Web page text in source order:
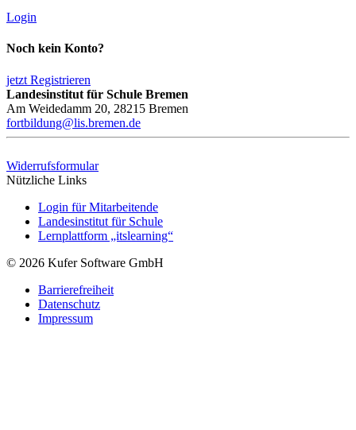
Login
Noch kein Konto?
jetzt Registrieren
Landesinstitut für Schule Bremen
Am Weidedamm 20, 28215 Bremen
fortbildung@lis.bremen.de
Widerrufsformular
Nützliche Links
Login für Mitarbeitende
Landesinstitut für Schule
Lernplattform „itslearning“
© 2026 Kufer Software GmbH
Barrierefreiheit
Datenschutz
Impressum